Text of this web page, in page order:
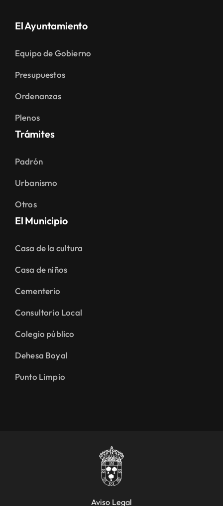
El Ayuntamiento
Equipo de Gobierno
Presupuestos
Ordenanzas
Plenos
Trámites
Padrón
Urbanismo
Otros
El Municipio
Casa de la cultura
Casa de niños
Cementerio
Consultorio Local
Colegio público
Dehesa Boyal
Punto Limpio
Aviso Legal